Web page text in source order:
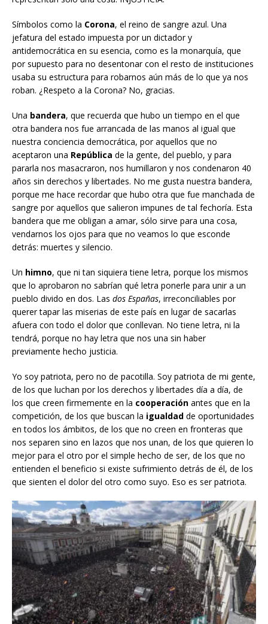
Símbolos como la Corona, el reino de sangre azul. Una
jefatura del estado impuesta por un dictador y
antidemocrática en su esencia, como es la monarquía, que
por supuesto para no desentonar con el resto de instituciones
usaba su estructura para robarnos aún más de lo que ya nos
roban. ¿Respeto a la Corona? No, gracias.
Una bandera, que recuerda que hubo un tiempo en el que
otra bandera nos fue arrancada de las manos al igual que
nuestra conciencia democrática, por aquellos que no
aceptaron una República de la gente, del pueblo, y para
pararla nos masacraron, nos humillaron y nos condenaron 40
años sin derechos y libertades. No me gusta nuestra bandera,
porque me hace recordar que hubo otra que fue manchada de
sangre por aquellos que salieron impunes de tal fechoría. Esta
bandera que me obligan a amar, sólo sirve para una cosa,
vendarnos los ojos para que no veamos lo que esconde
detrás: muertes y silencio.
Un himno, que ni tan siquiera tiene letra, porque los mismos
que lo aprobaron no sabrían qué letra ponerle para unir a un
pueblo divido en dos. Las dos Españas, irreconciliables por
querer tapar las miserias de este país en lugar de sacarlas
afuera con todo el dolor que conllevan. No tiene letra, ni la
tendrá, porque no hay letra que nos una sin haber
previamente hecho justicia.
Yo soy patriota, pero no de pacotilla. Soy patriota de mi gente,
de los que luchan por los derechos y libertades día a día, de
los que creen firmemente en la cooperación antes que en la
competición, de los que buscan la igualdad de oportunidades
en todos los ámbitos, de los que no creen en fronteras que
nos separen sino en lazos que nos unan, de los que quieren lo
mejor para el otro por el simple hecho de ser, de los que no
entienden el beneficio si existe sufrimiento detrás de él, de los
que sienten el dolor del otro como suyo. Eso es ser patriota.